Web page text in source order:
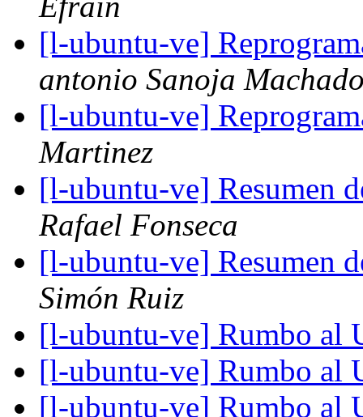
[l-ubuntu-ve]
antonio Sanoja
[l-ubuntu-ve]
Martinez
[l-ubuntu-ve] Resumen
Rafael Fonseca
[l-ubuntu-ve] Resumen
Simón Ruiz
[l-ubuntu-ve] Rumbo al
[l-ubuntu-ve] Rumbo al
[l-ubuntu-ve] Rumbo al